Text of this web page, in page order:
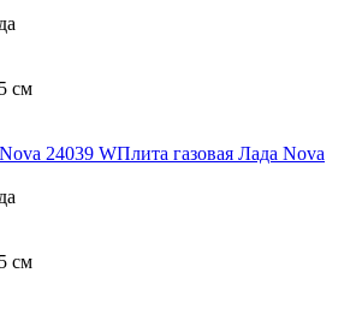
см
24039 WПлита газовая Лада Nova
см